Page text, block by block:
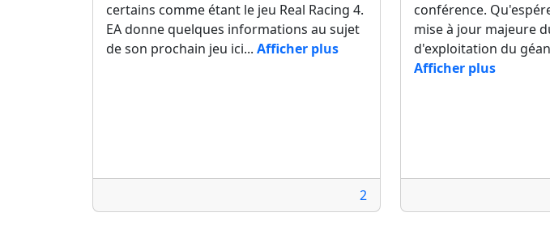
certains comme étant le jeu Real Racing 4.
EA donne quelques informations au sujet
de son prochain jeu ici... Afficher plus
2
conférence.
mise à jour majeure
d'exploitation du
Afficher plus